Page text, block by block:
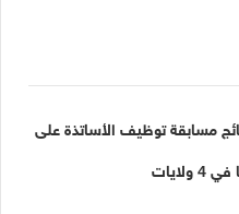
مسابقة توظيف الأساتذة على